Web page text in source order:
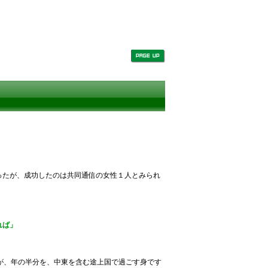
が、成功したのは共同通信の女性１人とみられ
」
年の半分を、中東を含む途上国で過ごす身です